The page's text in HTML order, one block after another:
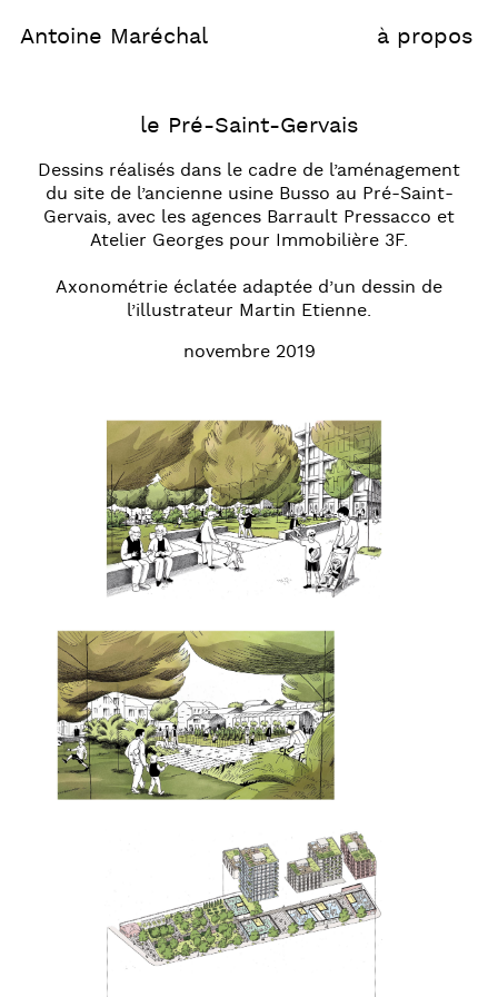
Antoine Maréchal à propos
le Pré-Saint-Gervais
Dessins réalisés dans le cadre de l’aménagement
du site de l’ancienne usine Busso au Pré-Saint-
Gervais, avec les agences Barrault Pressacco et
Atelier Georges pour Immobilière 3F.
Axonométrie éclatée adaptée d’un dessin de
l’illustrateur Martin Etienne.
novembre 2019